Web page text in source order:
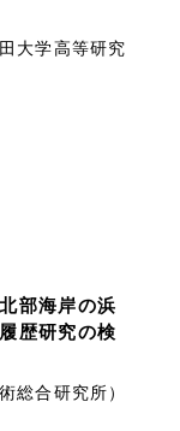
学高等研究
部海岸の浜
歴研究の検
合研究所）